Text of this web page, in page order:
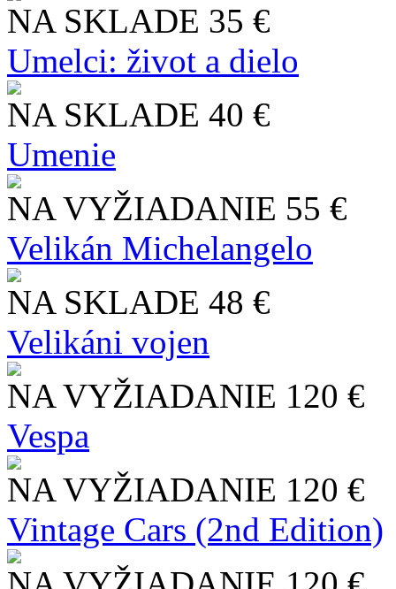
NA SKLADE 35 €
Umelci: život a dielo
NA SKLADE 40 €
Umenie
NA VYŽIADANIE 55 €
Velikán Michelangelo
NA SKLADE 48 €
Velikáni vojen
NA VYŽIADANIE 120 €
Vespa
NA VYŽIADANIE 120 €
Vintage Cars (2nd Edition)